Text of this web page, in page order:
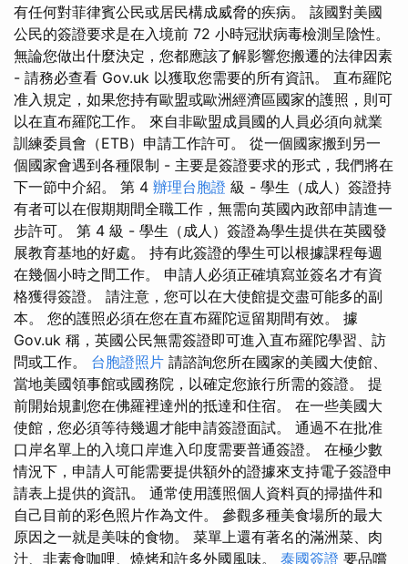
有任何對菲律賓公民或居民構成威脅的疾病。 該國對美國
公民的簽證要求是在入境前 72 小時冠狀病毒檢測呈陰性。
無論您做出什麼決定，您都應該了解影響您搬遷的法律因素
- 請務必查看 Gov.uk 以獲取您需要的所有資訊。 直布羅陀
准入規定，如果您持有歐盟或歐洲經濟區國家的護照，則可
以在直布羅陀工作。 來自非歐盟成員國的人員必須向就業
訓練委員會（ETB）申請工作許可。 從一個國家搬到另一
個國家會遇到各種限制 - 主要是簽證要求的形式，我們將在
下一節中介紹。 第 4 辦理台胞證 級 - 學生（成人）簽證持
有者可以在假期期間全職工作，無需向英國內政部申請進一
步許可。 第 4 級 - 學生（成人）簽證為學生提供在英國發
展教育基地的好處。 持有此簽證的學生可以根據課程每週
在幾個小時之間工作。 申請人必須正確填寫並簽名才有資
格獲得簽證。 請注意，您可以在大使館提交盡可能多的副
本。 您的護照必須在您在直布羅陀逗留期間有效。 據
Gov.uk 稱，英國公民無需簽證即可進入直布羅陀學習、訪
問或工作。 台胞證照片 請諮詢您所在國家的美國大使館、
當地美國領事館或國務院，以確定您旅行所需的簽證。 提
前開始規劃您在佛羅裡達州的抵達和住宿。 在一些美國大
使館，您必須等待幾週才能申請簽證面試。 通過不在批准
口岸名單上的入境口岸進入印度需要普通簽證。 在極少數
情況下，申請人可能需要提供額外的證據來支持電子簽證申
請表上提供的資訊。 通常使用護照個人資料頁的掃描件和
自己目前的彩色照片作為文件。 參觀多種美食場所的最大
原因之一就是美味的食物。 菜單上還有著名的滿洲菜、肉
汁、非素食咖哩、燒烤和許多外國風味。 泰國簽證 要品嚐